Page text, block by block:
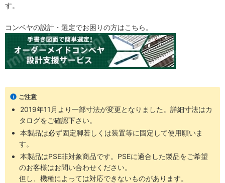
す。
コンベヤの設計・選定でお困りの方はこちら。
ご注意
2019年11月より一部寸法が変更となりました。詳細寸法はカ
タログをご確認下さい。
本製品は必ず固定脚若しくは装置等に固定して使用願いま
す。
本製品はPSE非対象商品です。PSEに適合した製品をご希望
のお客様はお問い合わせください。
但し、機種によっては対応できないものがあります。